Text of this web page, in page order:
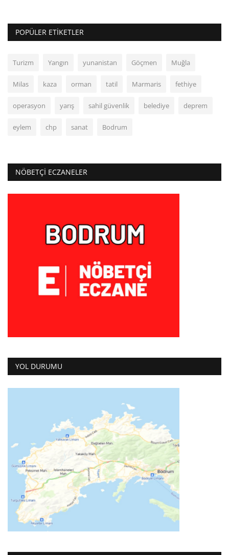
POPÜLER ETIKETLER
Turizm Yangın yunanistan Göçmen Muğla
Milas kaza orman tatil Marmaris fethiye
operasyon yarış sahil güvenlik belediye deprem
eylem chp sanat Bodrum
NÖBETÇI ECZANELER
YOL DURUMU